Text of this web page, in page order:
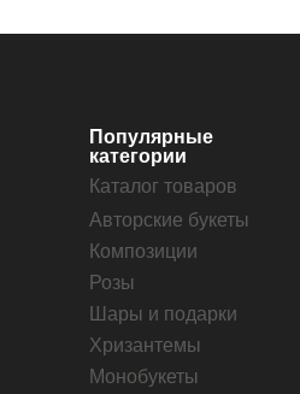
Авторские букеты
Композиции
Розы
Шары и подарки
Хризантемы
Монобукеты
Популярные
категории
Каталог товаров